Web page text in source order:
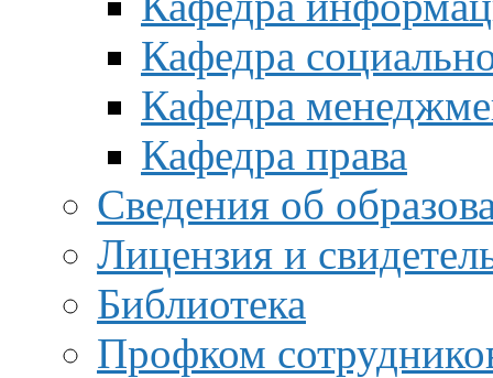
Кафедра
Кафедра
Кафедра права
Сведения об
Лицензия и
Библиотека
Профком